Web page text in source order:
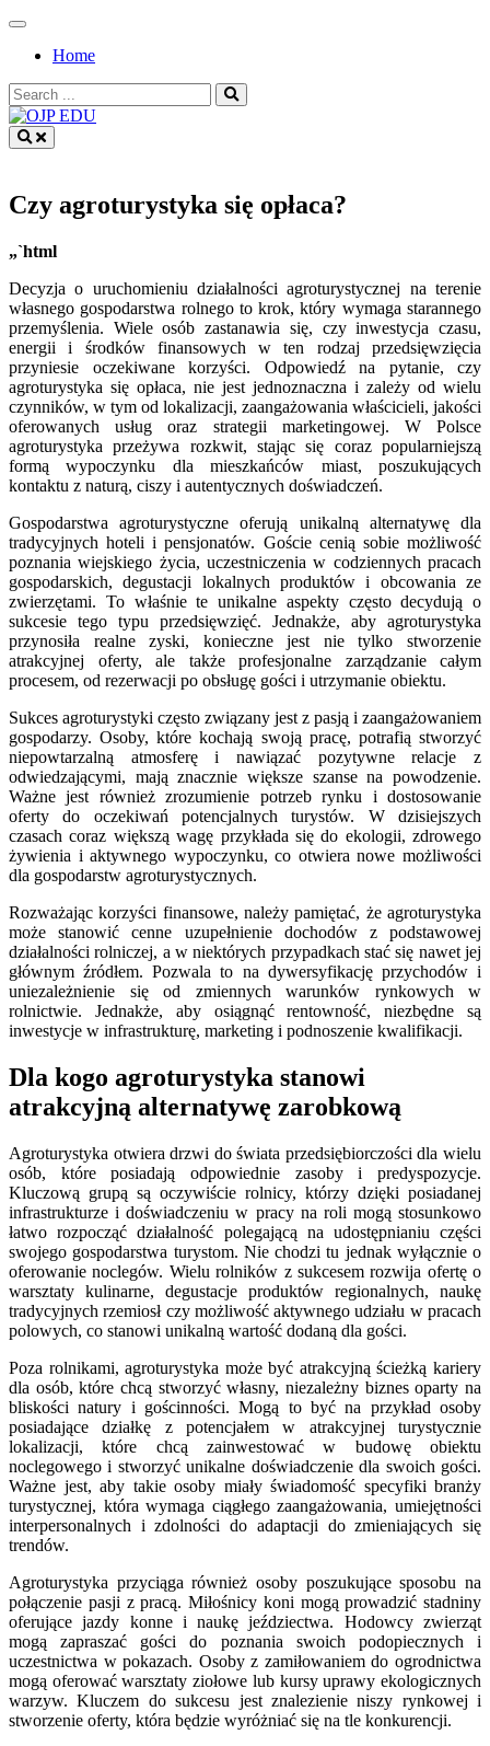
Skip
contentHome
Search
for:
Czy agroturystyka się opłaca?
„`html
Decyzja o uruchomieniu działalności agroturystycznej na terenie
własnego gospodarstwa rolnego to krok, który wymaga starannego
przemyślenia. Wiele osób zastanawia się, czy inwestycja czasu,
energii i środków finansowych w ten rodzaj przedsięwzięcia
przyniesie oczekiwane korzyści. Odpowiedź na pytanie, czy
agroturystyka się opłaca, nie jest jednoznaczna i zależy od wielu
czynników, w tym od lokalizacji, zaangażowania właścicieli, jakości
oferowanych usług oraz strategii marketingowej. W Polsce
agroturystyka przeżywa rozkwit, stając się coraz popularniejszą
formą wypoczynku dla mieszkańców miast, poszukujących
kontaktu z naturą, ciszy i autentycznych doświadczeń.
Gospodarstwa agroturystyczne oferują unikalną alternatywę dla
tradycyjnych hoteli i pensjonatów. Goście cenią sobie możliwość
poznania wiejskiego życia, uczestniczenia w codziennych pracach
gospodarskich, degustacji lokalnych produktów i obcowania ze
zwierzętami. To właśnie te unikalne aspekty często decydują o
sukcesie tego typu przedsięwzięć. Jednakże, aby agroturystyka
przynosiła realne zyski, konieczne jest nie tylko stworzenie
atrakcyjnej oferty, ale także profesjonalne zarządzanie całym
procesem, od rezerwacji po obsługę gości i utrzymanie obiektu.
Sukces agroturystyki często związany jest z pasją i zaangażowaniem
gospodarzy. Osoby, które kochają swoją pracę, potrafią stworzyć
niepowtarzalną atmosferę i nawiązać pozytywne relacje z
odwiedzającymi, mają znacznie większe szanse na powodzenie.
Ważne jest również zrozumienie potrzeb rynku i dostosowanie
oferty do oczekiwań potencjalnych turystów. W dzisiejszych
czasach coraz większą wagę przykłada się do ekologii, zdrowego
żywienia i aktywnego wypoczynku, co otwiera nowe możliwości
dla gospodarstw agroturystycznych.
Rozważając korzyści finansowe, należy pamiętać, że agroturystyka
może stanowić cenne uzupełnienie dochodów z podstawowej
działalności rolniczej, a w niektórych przypadkach stać się nawet jej
głównym źródłem. Pozwala to na dywersyfikację przychodów i
uniezależnienie się od zmiennych warunków rynkowych w
rolnictwie. Jednakże, aby osiągnąć rentowność, niezbędne są
inwestycje w infrastrukturę, marketing i podnoszenie kwalifikacji.
Dla kogo agroturystyka stanowi
atrakcyjną alternatywę zarobkową
Agroturystyka otwiera drzwi do świata przedsiębiorczości dla wielu
osób, które posiadają odpowiednie zasoby i predyspozycje.
Kluczową grupą są oczywiście rolnicy, którzy dzięki posiadanej
infrastrukturze i doświadczeniu w pracy na roli mogą stosunkowo
łatwo rozpocząć działalność polegającą na udostępnianiu części
swojego gospodarstwa turystom. Nie chodzi tu jednak wyłącznie o
oferowanie noclegów. Wielu rolników z sukcesem rozwija ofertę o
warsztaty kulinarne, degustacje produktów regionalnych, naukę
tradycyjnych rzemiosł czy możliwość aktywnego udziału w pracach
polowych, co stanowi unikalną wartość dodaną dla gości.
Poza rolnikami, agroturystyka może być atrakcyjną ścieżką kariery
dla osób, które chcą stworzyć własny, niezależny biznes oparty na
bliskości natury i gościnności. Mogą to być na przykład osoby
posiadające działkę z potencjałem w atrakcyjnej turystycznie
lokalizacji, które chcą zainwestować w budowę obiektu
noclegowego i stworzyć unikalne doświadczenie dla swoich gości.
Ważne jest, aby takie osoby miały świadomość specyfiki branży
turystycznej, która wymaga ciągłego zaangażowania, umiejętności
interpersonalnych i zdolności do adaptacji do zmieniających się
trendów.
Agroturystyka przyciąga również osoby poszukujące sposobu na
połączenie pasji z pracą. Miłośnicy koni mogą prowadzić stadniny
oferujące jazdy konne i naukę jeździectwa. Hodowcy zwierząt
mogą zapraszać gości do poznania swoich podopiecznych i
uczestnictwa w pokazach. Osoby z zamiłowaniem do ogrodnictwa
mogą oferować warsztaty ziołowe lub kursy uprawy ekologicznych
warzyw. Kluczem do sukcesu jest znalezienie niszy rynkowej i
stworzenie oferty, która będzie wyróżniać się na tle konkurencji.